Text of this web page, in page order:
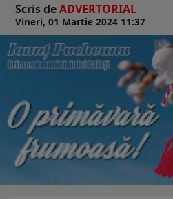
Scris deADVERTORIAL
Vineri, 01 Martie 2024 11:37